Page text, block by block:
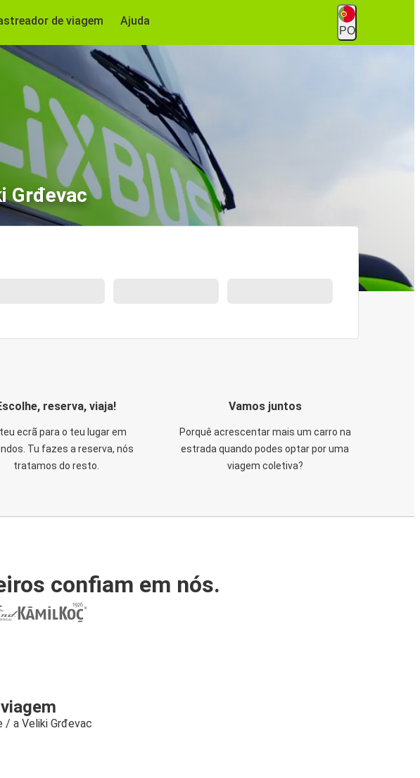
de viagem Ajuda
PO
Grđevac
reserva, viaja!
teu ecrã para o teu lugar em
Tu fazes a reserva, nós
tratamos do resto.
Vamos juntos
Porquê acrescentar mais um carro na
estrada quando podes optar por uma
viagem coletiva?
confiam em nós.
/ a Veliki Grđevac